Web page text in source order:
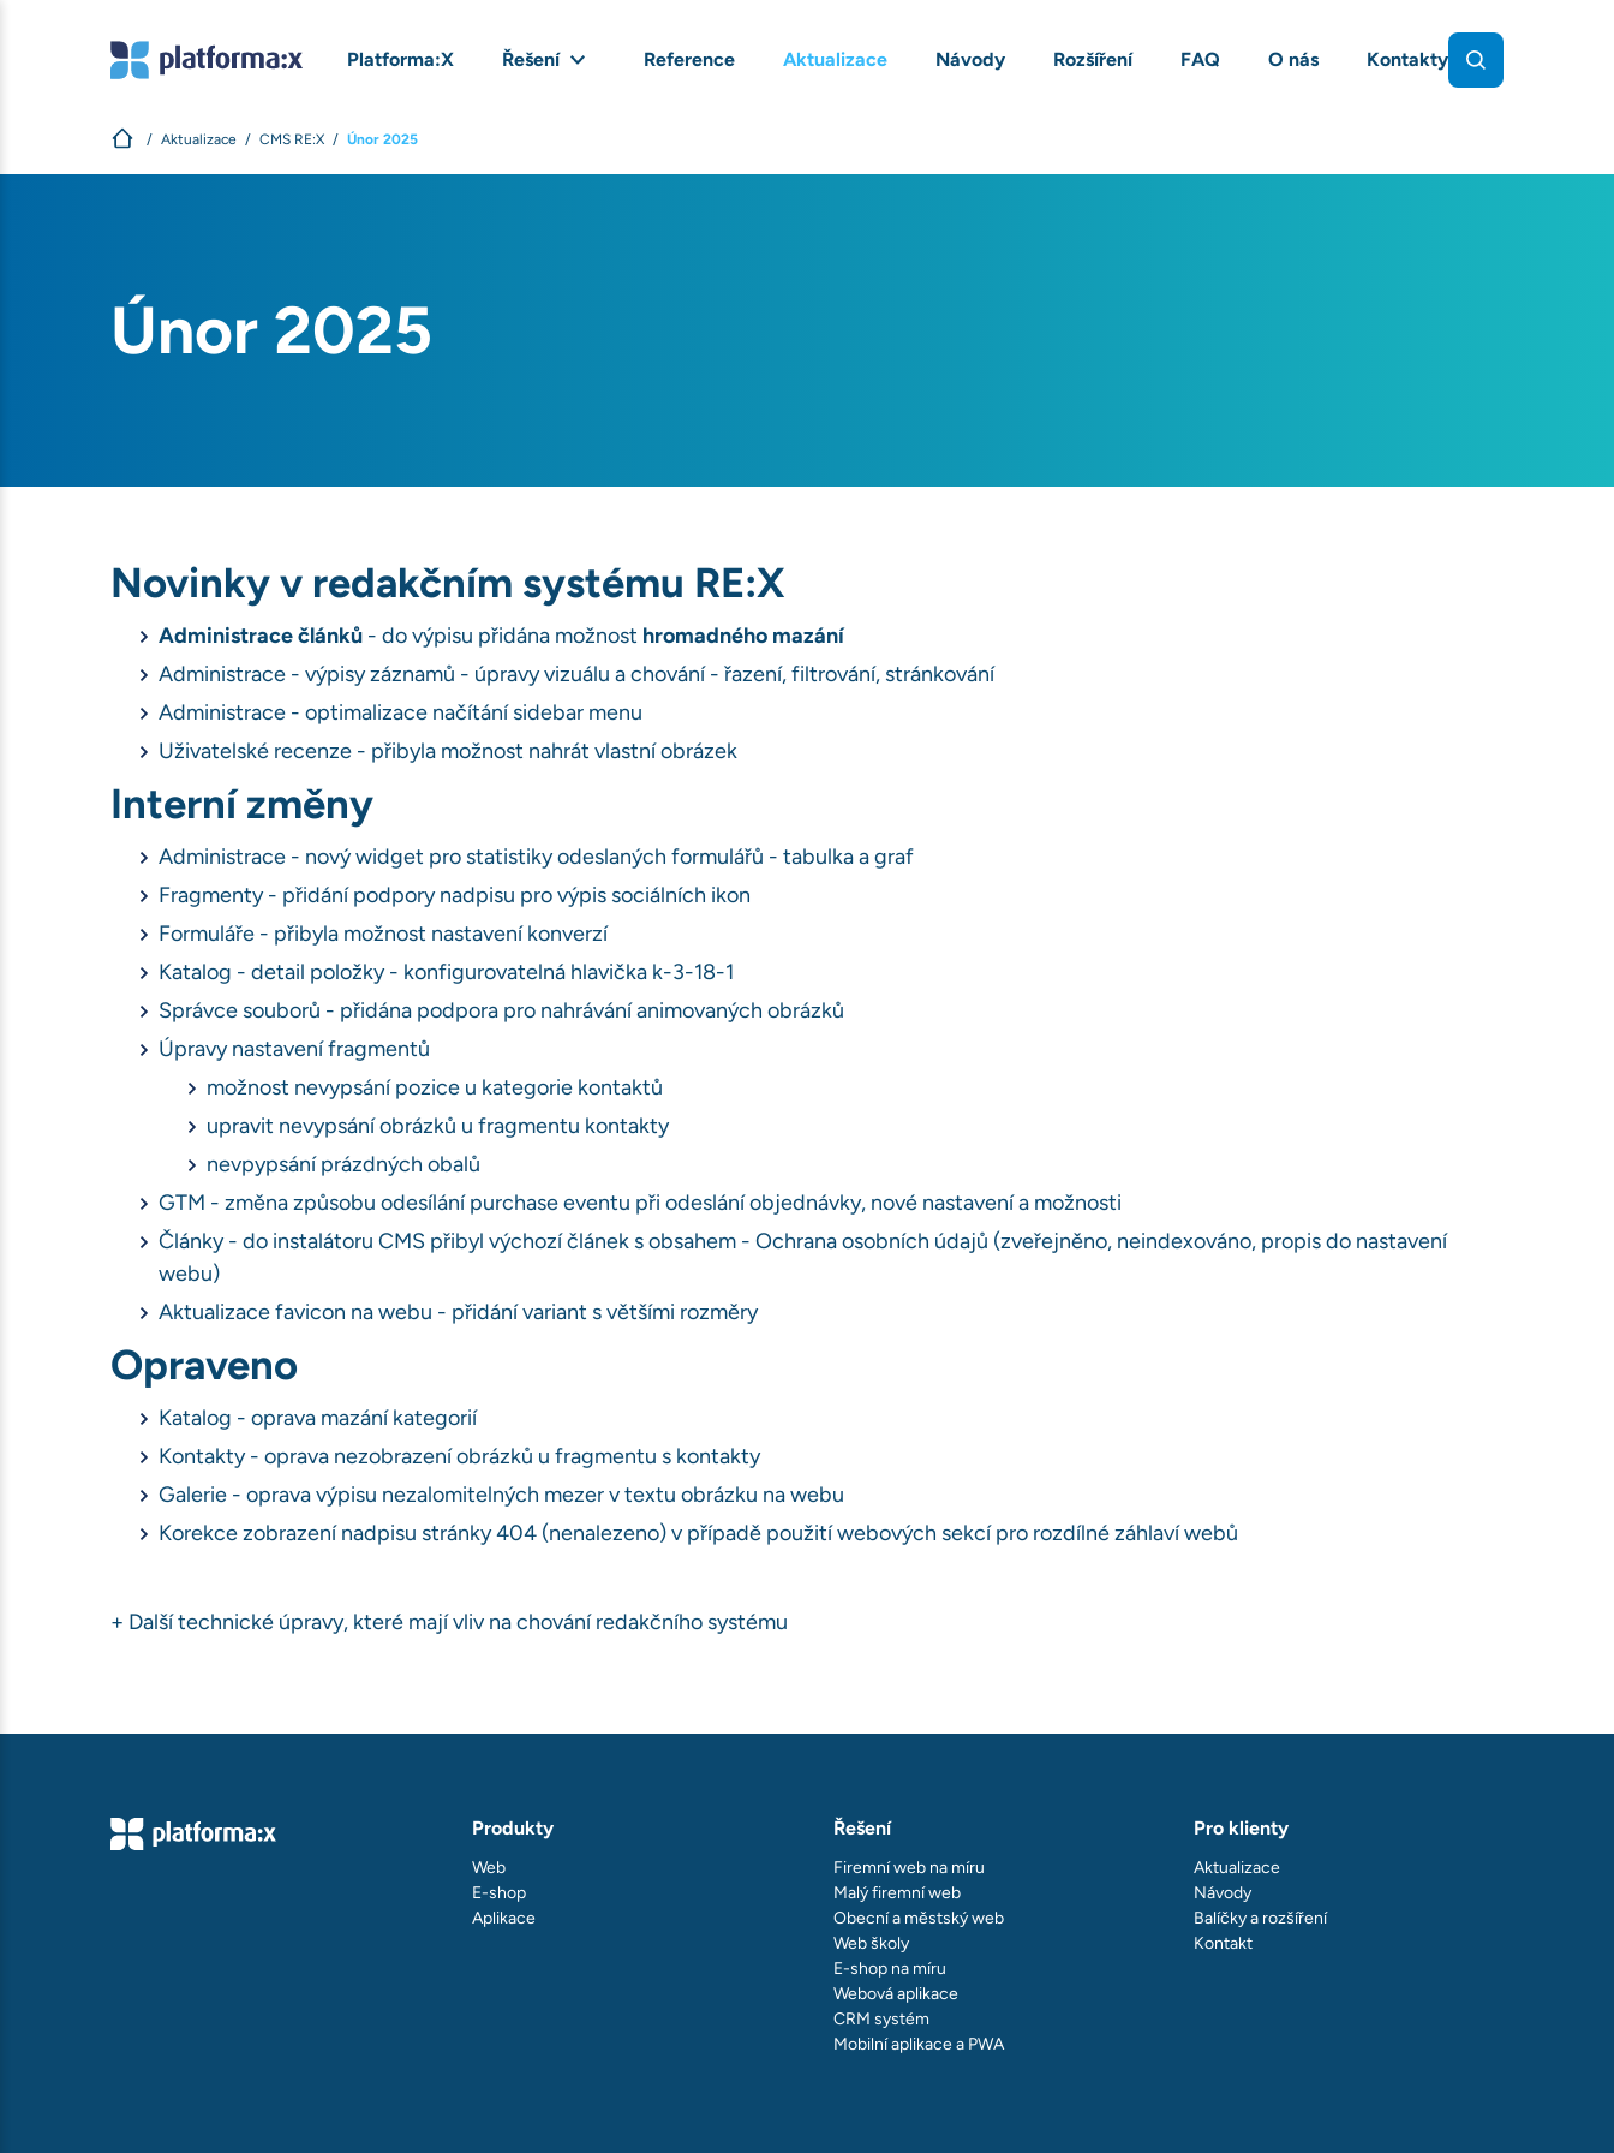
Platforma:X Řešení Reference Aktualizace Návody Rozšíření FAQ O nás Kontakty
Aktualizace CMS RE:X Únor 2025
Únor 2025
Novinky v redakčním systému RE:X
Administrace článků - do výpisu přidána možnost hromadného mazání
Administrace - výpisy záznamů - úpravy vizuálu a chování - řazení, filtrování, stránkování
Administrace - optimalizace načítání sidebar menu
Uživatelské recenze - přibyla možnost nahrát vlastní obrázek
Interní změny
Administrace - nový widget pro statistiky odeslaných formulářů - tabulka a graf
Fragmenty - přidání podpory nadpisu pro výpis sociálních ikon
Formuláře - přibyla možnost nastavení konverzí
Katalog - detail položky - konfigurovatelná hlavička k-3-18-1
Správce souborů - přidána podpora pro nahrávání animovaných obrázků
Úpravy nastavení fragmentů
možnost nevypsání pozice u kategorie kontaktů
upravit nevypsání obrázků u fragmentu kontakty
nevpypsání prázdných obalů
GTM - změna způsobu odesílání purchase eventu při odeslání objednávky, nové nastavení a možnosti
Články - do instalátoru CMS přibyl výchozí článek s obsahem - Ochrana osobních údajů (zveřejněno, neindexováno, propis do nastavení
webu)
Aktualizace favicon na webu - přidání variant s většími rozměry
Opraveno
Katalog - oprava mazání kategorií
Kontakty - oprava nezobrazení obrázků u fragmentu s kontakty
Galerie - oprava výpisu nezalomitelných mezer v textu obrázku na webu
Korekce zobrazení nadpisu stránky 404 (nenalezeno) v případě použití webových sekcí pro rozdílné záhlaví webů
+ Další technické úpravy, které mají vliv na chování redakčního systému
Produkty
Web
E-shop
Aplikace
Řešení
Firemní web na míru
Malý firemní web
Obecní a městský web
Web školy
E-shop na míru
Webová aplikace
CRM systém
Mobilní aplikace a PWA
Pro klienty
Aktualizace
Návody
Balíčky a rozšíření
Kontakt